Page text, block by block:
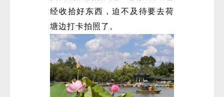
经收拾好东西，迫不及待要去荷
塘边打卡拍照了。